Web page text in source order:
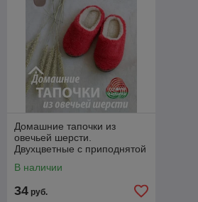
Домашние тапочки из
овечьей шерсти.
Двухцветные с приподнятой
белый
В наличии
34 руб.